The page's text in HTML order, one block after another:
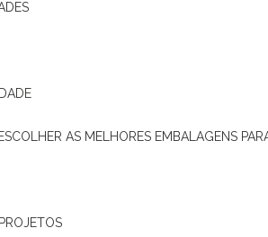
ESCOLHER AS MELHORES EMBALAGENS